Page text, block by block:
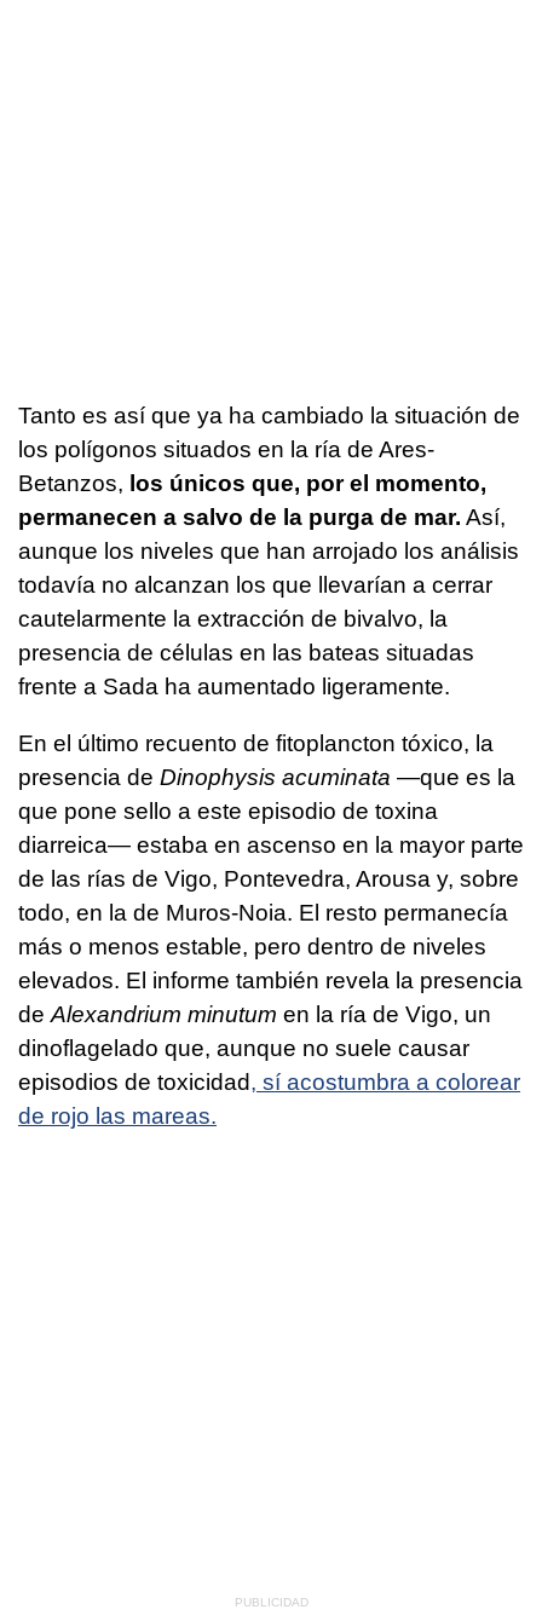
Tanto es así que ya ha cambiado la situación de
los polígonos situados en la ría de Ares-
Betanzos, los únicos que, por el momento,
permanecen a salvo de la purga de mar. Así,
aunque los niveles que han arrojado los análisis
todavía no alcanzan los que llevarían a cerrar
cautelarmente la extracción de bivalvo, la
presencia de células en las bateas situadas
frente a Sada ha aumentado ligeramente.
En el último recuento de fitoplancton tóxico, la
presencia de Dinophysis acuminata —que es la
que pone sello a este episodio de toxina
diarreica— estaba en ascenso en la mayor parte
de las rías de Vigo, Pontevedra, Arousa y, sobre
todo, en la de Muros-Noia. El resto permanecía
más o menos estable, pero dentro de niveles
elevados. El informe también revela la presencia
de Alexandrium minutum en la ría de Vigo, un
dinoflagelado que, aunque no suele causar
episodios de toxicidad, sí acostumbra a colorear
de rojo las mareas.